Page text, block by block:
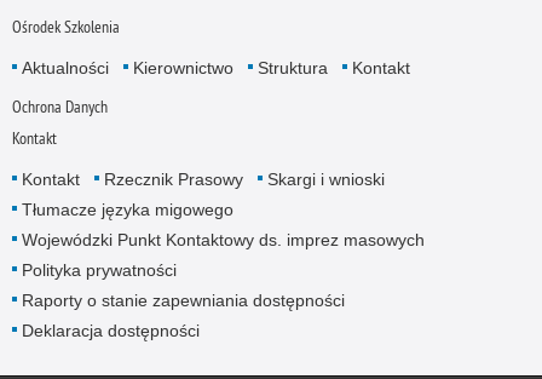
Ośrodek Szkolenia
Aktualności Kierownictwo Struktura Kontakt
Ochrona Danych
Kontakt
Kontakt Rzecznik Prasowy
Skargi i wnioski
Tłumacze języka migowego
Wojewódzki Punkt Kontaktowy ds. imprez masowych
Polityka prywatności
Raporty o stanie zapewniania dostępności
Deklaracja dostępności